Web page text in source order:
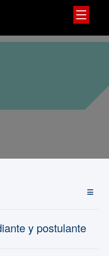
y postulante